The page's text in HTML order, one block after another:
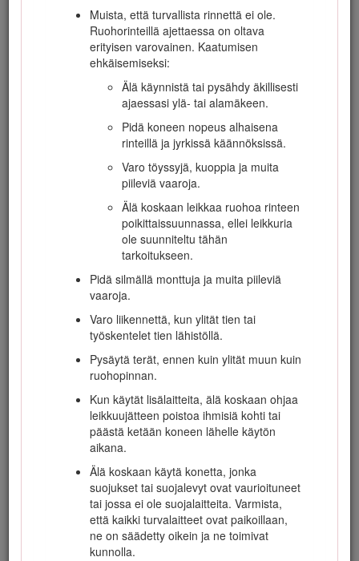
Muista, että turvallista rinnettä ei ole.
Ruohorinteillä ajettaessa on oltava
erityisen varovainen. Kaatumisen
ehkäisemiseksi:
Älä käynnistä tai pysähdy äkillisesti
ajaessasi ylä- tai alamäkeen.
Pidä koneen nopeus alhaisena
rinteillä ja jyrkissä käännöksissä.
Varo töyssyjä, kuoppia ja muita
piileviä vaaroja.
Älä koskaan leikkaa ruohoa rinteen
poikittaissuunnassa, ellei leikkuria
ole suunniteltu tähän
tarkoitukseen.
Pidä silmällä monttuja ja muita piileviä
vaaroja.
Varo liikennettä, kun ylität tien tai
työskentelet tien lähistöllä.
Pysäytä terät, ennen kuin ylität muun kuin
ruohopinnan.
Kun käytät lisälaitteita, älä koskaan ohjaa
leikkuujätteen poistoa ihmisiä kohti tai
päästä ketään koneen lähelle käytön
aikana.
Älä koskaan käytä konetta, jonka
suojukset tai suojalevyt ovat vaurioituneet
tai jossa ei ole suojalaitteita. Varmista,
että kaikki turvalaitteet ovat paikoillaan,
ne on säädetty oikein ja ne toimivat
kunnolla.
huolellisesti. Tutustu ohjauslaitteisiin,
turvamerkintöihin ja laitteen oikeaoppiseen
käyttöön.
oppaan kieltä, omistajan on selitettävä heille
sen sisältö.
Älä koskaan anna lasten tai näihin ohjeisiin
perehtymättömien henkilöiden käyttää tai
huoltaa leikkuria. Paikalliset säännökset
saattavat asettaa rajoituksia käyttäjän iälle.
Älä koskaan leikkaa ruohoa, kun lähistöllä on
ihmisiä (varsinkin lapsia) tai lemmikkieläimiä.
Muista, että käyttäjä vastaa muille ihmisille
tai heidän omaisuudelleen aiheutuneista
vahingoista.
Älä kuljeta mukana matkustajia.
Konetta käyttävien ja sitä huoltavien
henkilöiden tulee vaatia ja saada
ammattitaitoista ja käytännöllistä opastusta.
Omistaja vastaa käyttäjien koulutuksesta.
Opastuksen tulee painottaa seuraavia
seikkoja:
Ajoleikkureilla on työskenneltävä
huolellisesti ja keskittyneesti.
Rinteessä luisuvaa ajoleikkuria ei
saada takaisin hallintaan painamalla
jarrua. Hallinnan menettämisen
yleisimmät syyt ovat
pyörien riittämätön pito